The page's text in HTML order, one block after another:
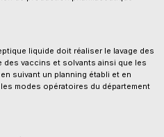
liquide doit réaliser le lavage des
vaccins et solvants ainsi que les
suivant un planning établi et en
modes opératoires du département